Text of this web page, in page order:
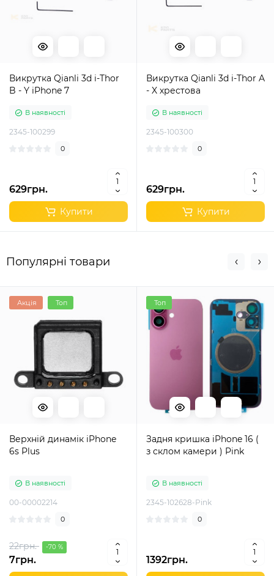
Викрутка Qianli 3d i-Thor
B - Y iPhone 7
В наявності
2345-100299
0
629грн.
Купити
Викрутка Qianli 3d i-Thor A
- X хрестова
В наявності
2345-100300
0
629грн.
Купити
Популярні товари
Акція Топ
Верхній динамік iPhone
6s Plus
В наявності
00-00002214
0
22грн. -70 %
7грн.
Топ
Задня кришка iPhone 16 (
з склом камери ) Pink
В наявності
2345-102628-Pink
0
1392грн.